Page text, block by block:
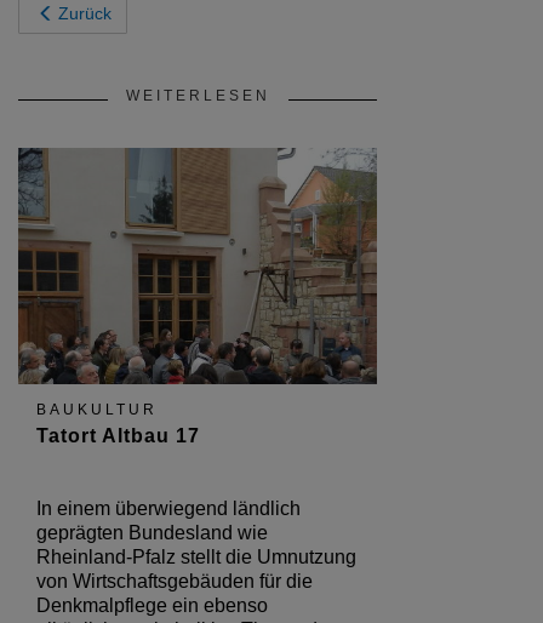
Zurück
WEITERLESEN
BAUKULTUR
Tatort Altbau 17
In einem überwiegend ländlich
geprägten Bundesland wie
Rheinland-Pfalz stellt die Umnutzung
von Wirtschaftsgebäuden für die
Denkmalpflege ein ebenso